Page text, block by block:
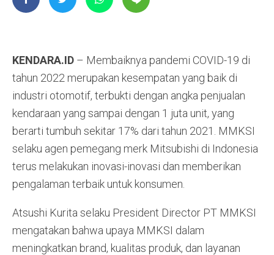
KENDARA.ID – Membaiknya pandemi COVID-19 di
tahun 2022 merupakan kesempatan yang baik di
industri otomotif, terbukti dengan angka penjualan
kendaraan yang sampai dengan 1 juta unit, yang
berarti tumbuh sekitar 17% dari tahun 2021. MMKSI
selaku agen pemegang merk Mitsubishi di Indonesia
terus melakukan inovasi-inovasi dan memberikan
pengalaman terbaik untuk konsumen.
Atsushi Kurita selaku President Director PT MMKSI
mengatakan bahwa upaya MMKSI dalam
meningkatkan brand, kualitas produk, dan layanan